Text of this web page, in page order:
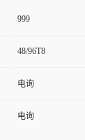
999
48/96T8
电询
电询